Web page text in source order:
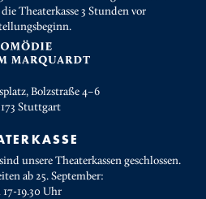
Theaterkasse 3 Stunden vor
Bolzstraße 4–6
Stuttgart
unsere Theaterkassen geschlossen.
ab 25. September:
19.30 Uhr